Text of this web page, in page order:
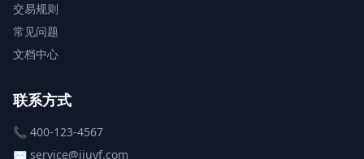
交易规则
常见问题
文档中心
联系方式
📞 400-123-4567
✉️ service@jiuyf.com